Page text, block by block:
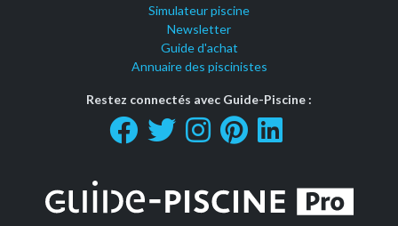
Simulateur piscine
Newsletter
Guide d'achat
Annuaire des piscinistes
Restez connectés avec Guide-Piscine :